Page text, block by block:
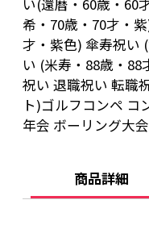
希・70歳・70才・
才・紫色) 傘寿祝い
い (米寿・88歳・
祝い 退職祝い 転職
ト)ゴルフコンペ コ
年会 ボーリング大
商品詳細